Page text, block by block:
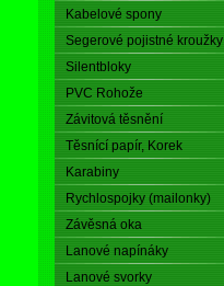
Kabelové spony
Segerové pojistné kroužky
Silentbloky
PVC Rohože
Závitová těsnění
Těsnící papír, Korek
Karabiny
Rychlospojky (mailonky)
Závěsná oka
Lanové napínáky
Lanové svorky